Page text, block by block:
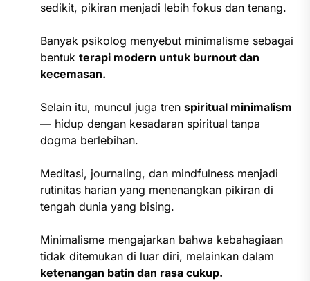
sedikit, pikiran menjadi lebih fokus dan tenang.
Banyak psikolog menyebut minimalisme sebagai
bentuk terapi modern untuk burnout dan
kecemasan.
Selain itu, muncul juga tren spiritual minimalism
— hidup dengan kesadaran spiritual tanpa
dogma berlebihan.
Meditasi, journaling, dan mindfulness menjadi
rutinitas harian yang menenangkan pikiran di
tengah dunia yang bising.
Minimalisme mengajarkan bahwa kebahagiaan
tidak ditemukan di luar diri, melainkan dalam
ketenangan batin dan rasa cukup.